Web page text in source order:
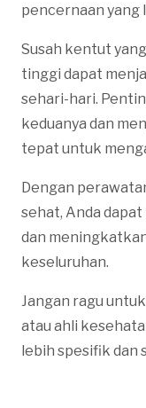
pencernaan yang
Susah kentut
tinggi dapat
sehari-hari.
keduanya dan
tepat untuk
Dengan
sehat, Anda
dan
keseluruhan.
Jangan ragu
atau ahli
lebih spesifik dan